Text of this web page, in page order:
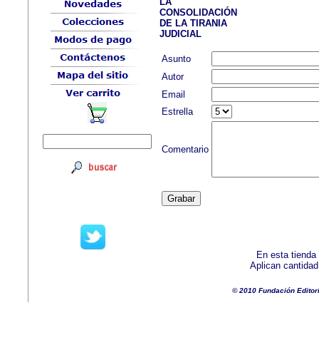
CONSOLIDACIÓN
DE LA TIRANIA
JUDICIAL
Asunto
Autor
Email
Estrella
Comentario
En esta
Aplican
© 2010 Fundación